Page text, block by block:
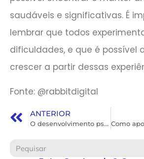
saudáveis e significativas. É
lembrar que todos
dificuldades, e que é possível
crescer a partir dessas
Fonte: @rabbitdigital
ANTERIOR
O desenvolvimento psicológico em cada fase